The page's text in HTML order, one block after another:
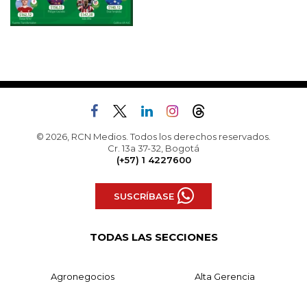
© 2026, RCN Medios. Todos los derechos reservados.
Cr. 13a 37-32, Bogotá
(+57) 1 4227600
SUSCRÍBASE
TODAS LAS SECCIONES
Agronegocios Alta Gerencia